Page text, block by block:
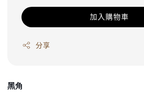
加入購物車
分享
黑角